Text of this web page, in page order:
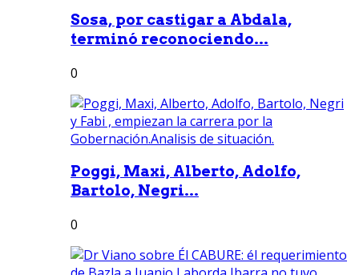
Sosa, por castigar a Abdala,
terminó reconociendo...
0
Poggi, Maxi, Alberto, Adolfo,
Bartolo, Negri...
0